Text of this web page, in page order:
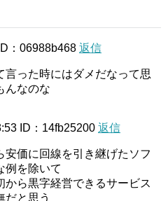
ID：06988b468 返信
言った時にはダメだなって思
んなのな
ID：14fb25200 返信
安価に回線を引き継げたソフ
例を除いて
から黒字経営できるサービス
だと思う